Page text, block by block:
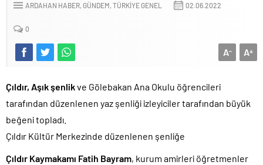
ARDAHAN HABER GÜNDEM TÜRKIYE GENEL 02.06.2022
0
A+
A-
Çıldır, Aşık şenlikve Gölebakan Ana Okulu öğrencileri
tarafından düzenlenen yaz şenliği izleyiciler tarafından büyük
beğeni topladı.
Çıldır Kültür Merkezinde düzenlenen şenliğe
Çıldır Kaymakamı Fatih Bayram, kurum amirleri öğretmenler